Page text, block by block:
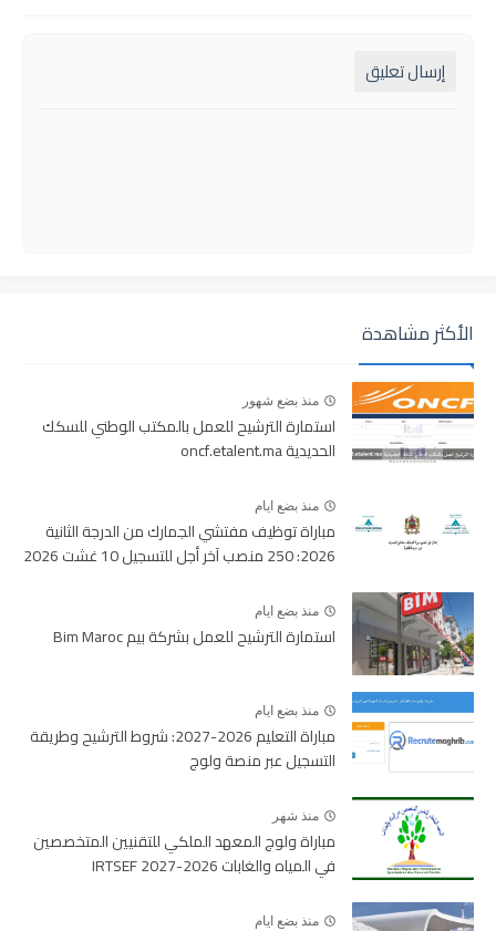
إرسال تعليق
الأكثر مشاهدة
منذ بضع شهور
استمارة الترشيح للعمل بالمكتب الوطني للسكك
الحديدية oncf.etalent.ma
منذ بضع ايام
مباراة توظيف مفتشي الجمارك من الدرجة الثانية
2026: 250 منصب آخر أجل للتسجيل 10 غشت 2026
منذ بضع ايام
استمارة الترشيح للعمل بشركة بيم Bim Maroc
منذ بضع ايام
مباراة التعليم 2026-2027: شروط الترشيح وطريقة
التسجيل عبر منصة ولوج
منذ شهر
مباراة ولوج المعهد الملكي للتقنيين المتخصصين
في المياه والغابات 2026-2027 IRTSEF
منذ بضع ايام